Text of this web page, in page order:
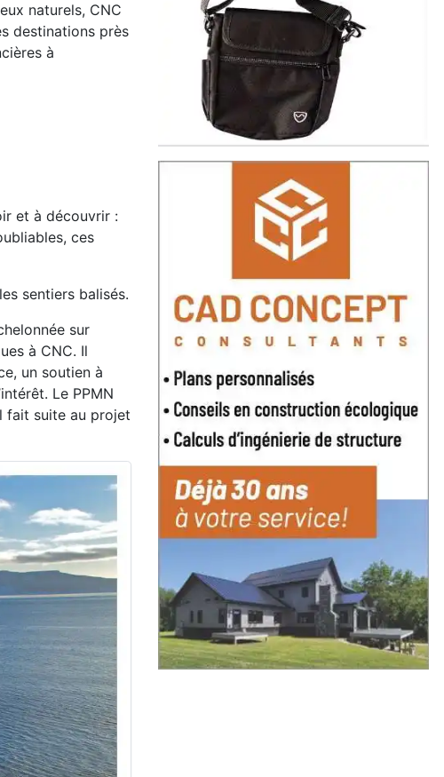
naturels, CNC
destinations près
à
et à découvrir :
ces
sentiers balisés.
sur
à CNC. Il
un soutien à
Le PPMN
fait suite au projet